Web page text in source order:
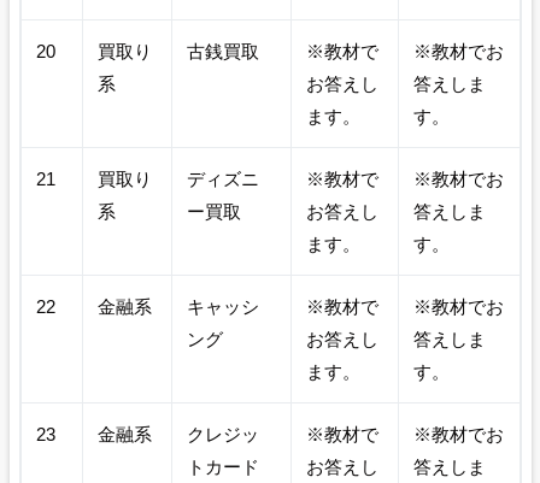
20
買取り
系
古銭買取
※教材で
お答えし
ます。
※教材でお
答えしま
す。
21
買取り
系
ディズニ
ー買取
※教材で
お答えし
ます。
※教材でお
答えしま
す。
22 金融系
キャッシ
ング
※教材で
お答えし
ます。
※教材でお
答えしま
す。
23 金融系
クレジッ
トカード
※教材で
お答えし
※教材でお
答えしま